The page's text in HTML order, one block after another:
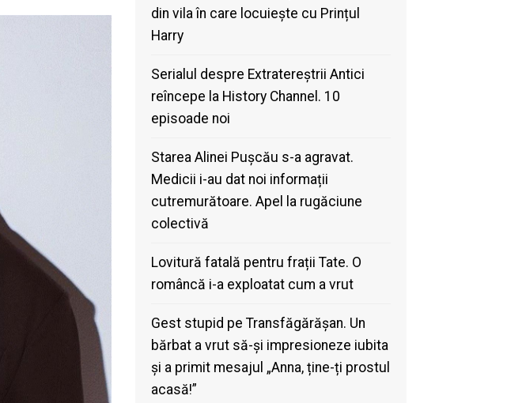
din vila în care locuiește cu Prințul
Harry
Serialul despre Extratereștrii Antici
reîncepe la History Channel. 10
episoade noi
Starea Alinei Pușcău s-a agravat.
Medicii i-au dat noi informații
cutremurătoare. Apel la rugăciune
colectivă
Lovitură fatală pentru frații Tate. O
româncă i-a exploatat cum a vrut
Gest stupid pe Transfăgărășan. Un
bărbat a vrut să-și impresioneze iubita
și a primit mesajul „Anna, ține-ți prostul
acasă!”